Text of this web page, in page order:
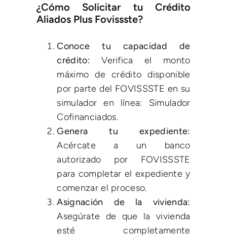
¿Cómo Solicitar tu Crédito
Aliados Plus Fovissste?
Conoce tu capacidad de
crédito: Verifica el monto
máximo de crédito disponible
por parte del FOVISSSTE en su
simulador en línea: Simulador
Cofinanciados.
Genera tu expediente:
Acércate a un banco
autorizado por FOVISSSTE
para completar el expediente y
comenzar el proceso.
Asignación de la vivienda:
Asegúrate de que la vivienda
esté completamente